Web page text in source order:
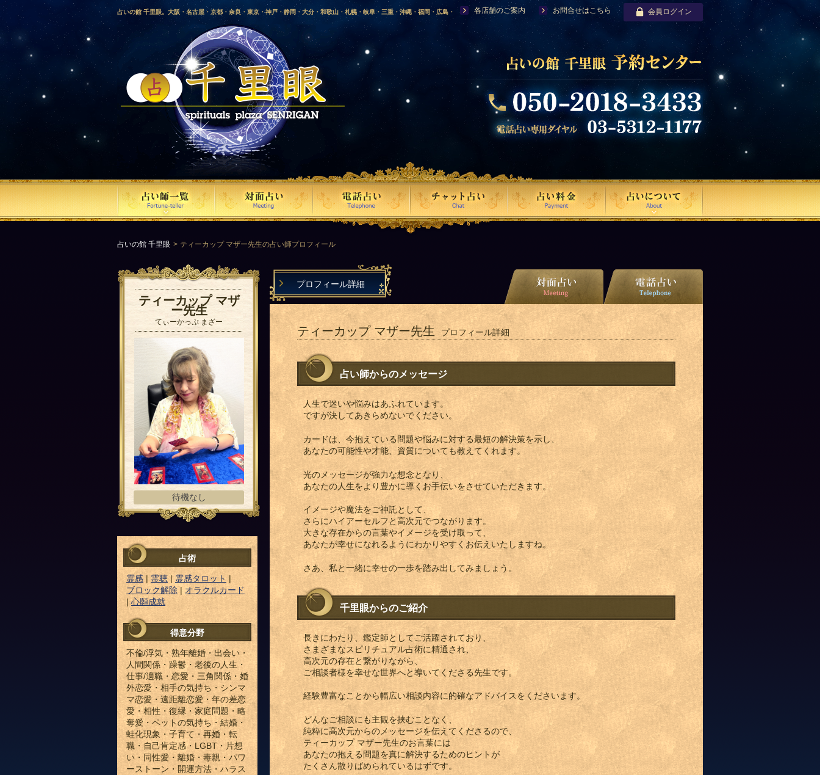
占いの館 千里眼。大阪・名古屋・京都・奈良・東京・神戸・静岡・大分・和歌山・札幌・岐阜・三重・沖縄・福岡・広島・
愛媛・鹿児島・徳島・香川・山形・岡山・横浜・千葉・福島・岩手・高知・熊本・群馬・滋賀・福井・仙台・山口・宮崎・山
梨・長野・埼玉・茨城・栃木・金沢・佐賀・長崎・鳥取・富山・新潟・秋田・青森・島根に店舗を構える、口コミで評判の人
気占い師による占い。
各店舗のご案内 お問合せはこちら 会員ログイン
占いの館 千里眼 ティーカップ マザー先生の占い師プロフィール
ティーカップ マザ
ー先生
てぃーかっぷ まざー
待機なし
占術
霊感 | 霊聴 | 霊感タロット |
ブロック解除 | オラクルカード
|心願成就
得意分野
不倫/浮気・熟年離婚・出会い・
人間関係・躁鬱・老後の人生・
仕事/適職・恋愛・三角関係・婚
外恋愛・相手の気持ち・シンマ
マ恋愛・遠距離恋愛・年の差恋
愛・相性・復縁・家庭問題・略
奪愛・ペットの気持ち・結婚・
蛙化現象・子育て・再婚・転
職・自己肯定感・LGBT・片想
い・同性愛・離婚・毒親・パワ
ーストーン・開運方法・ハラス
プロフィール詳細
ティーカップ マザー先生 プロフィール詳細
占い師からのメッセージ
人生で迷いや悩みはあふれています。
ですが決してあきらめないでください。
カードは、今抱えている問題や悩みに対する最短の解決策を示し、
あなたの可能性や才能、資質についても教えてくれます。
光のメッセージが強力な想念となり、
あなたの人生をより豊かに導くお手伝いをさせていただきます。
イメージや魔法をご神託として、
さらにハイアーセルフと高次元でつながります。
大きな存在からの言葉やイメージを受け取って、
あなたが幸せになれるようにわかりやすくお伝えいたしますね。
さあ、私と一緒に幸せの一歩を踏み出してみましょう。
千里眼からのご紹介
長きにわたり、鑑定師としてご活躍されており、
さまざまなスピリチュアル占術に精通され、
高次元の存在と繋がりながら、
ご相談者様を幸せな世界へと導いてくださる先生です。
経験豊富なことから幅広い相談内容に的確なアドバイスをくださいます。
どんなご相談にも主観を挟むことなく、
純粋に高次元からのメッセージを伝えてくださるので、
ティーカップ マザー先生のお言葉には
あなたの抱える問題を真に解決するためのヒントが
たくさん散りばめられているはずです。